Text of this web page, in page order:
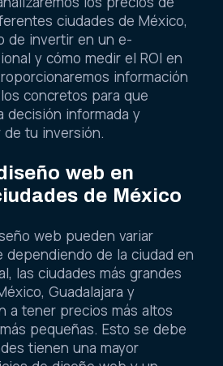
ciudades de México,
de invertir en un e-
y cómo medir el ROI en
información
concretos para que
decisión informada y
de tu inversión.
web en
de México
web pueden variar
dependiendo de la ciudad en
las ciudades más grandes
Guadalajara y
a tener precios más altos
pequeñas. Esto se debe
tienen una mayor